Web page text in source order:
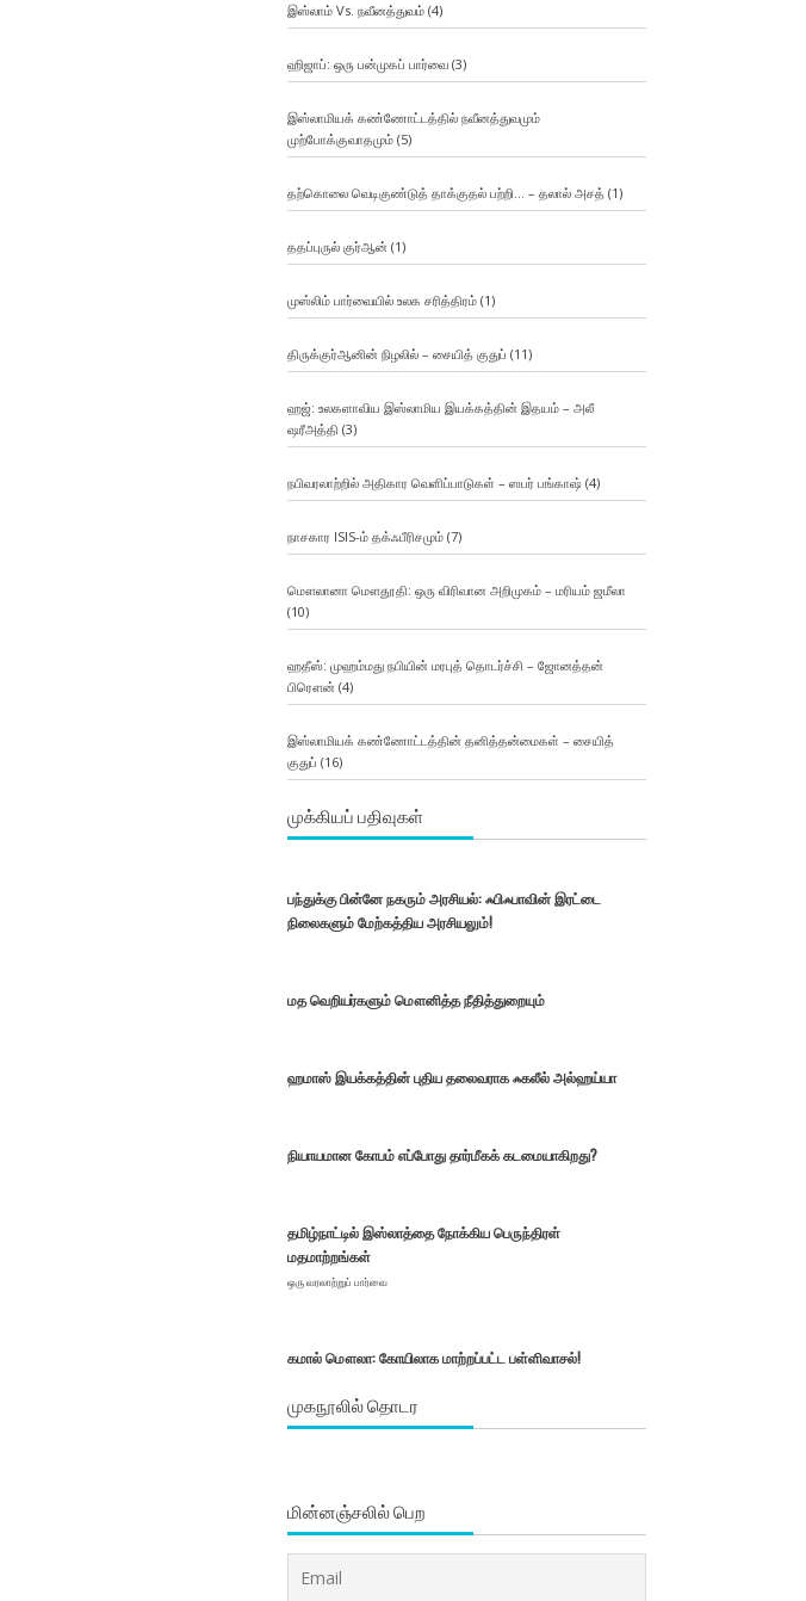
இஸ்லாம் Vs. நவீனத்துவம்(4)
ஹிஜாப்: ஒரு பன்முகப் பார்வை(3)
இஸ்லாமியக் கண்ணோட்டத்தில் நவீனத்துவமும்
முற்போக்குவாதமும்(5)
தற்கொலை வெடிகுண்டுத் தாக்குதல் பற்றி… – தலால் அசத் (1)
ததப்புருல் குர்ஆன் (1)
முஸ்லிம் பார்வையில் உலக சரித்திரம்(1)
திருக்குர்ஆனின் நிழலில் – சையித் குதுப் (11)
ஹஜ்: உலகளாவிய இஸ்லாமிய இயக்கத்தின் இதயம் – அலீ
ஷரீஅத்தி (3)
நபிவரலாற்றில் அதிகார வெளிப்பாடுகள் – ஸபர் பங்காஷ் (4)
நாசகார ISIS-ம் தக்ஃபீரிசமும்(7)
மௌலானா மௌதூதி: ஒரு விரிவான அறிமுகம் – மரியம் ஜமீலா
(10)
ஹதீஸ்: முஹம்மது நபியின் மரபுத் தொடர்ச்சி – ஜோனத்தன்
பிரௌன் (4)
இஸ்லாமியக் கண்ணோட்டத்தின் தனித்தன்மைகள் – சையித்
குதுப் (16)
முக்கியப் பதிவுகள்
பந்துக்கு பின்னே நகரும் அரசியல்: ஃபிஃபாவின் இரட்டை
நிலைகளும் மேற்கத்திய அரசியலும்!
மத வெறியர்களும் மௌனித்த நீதித்துறையும்
ஹமாஸ் இயக்கத்தின் புதிய தலைவராக ஃகலீல் அல்ஹய்யா
நியாயமான கோபம் எப்போது தார்மீகக் கடமையாகிறது?
தமிழ்நாட்டில் இஸ்லாத்தை நோக்கிய பெருந்திரள்
மதமாற்றங்கள்
ஒரு வரலாற்றுப் பார்வை
கமால் மௌலா: கோயிலாக மாற்றப்பட்ட பள்ளிவாசல்!
முகநூலில் தொடர
மின்னஞ்சலில் பெற